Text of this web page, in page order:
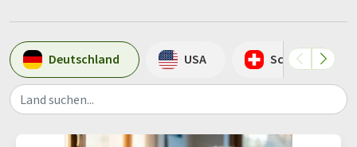
Deutschland USA Schweiz
Land suchen...